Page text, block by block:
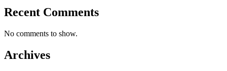
Recent Comments
No comments to show.
Archives